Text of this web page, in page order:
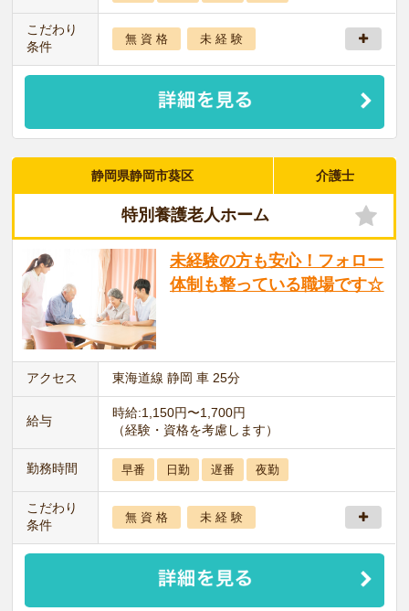
こだわり
条件
無 資 格 未 経 験
静岡県静岡市葵区 介護士
特別養護老人ホーム
未経験の方も安心！フォロー
体制も整っている職場です☆
アクセス 東海道線 静岡 車 25分
給与
時給:1,150円〜1,700円
（経験・資格を考慮します）
勤務時間 早番 日勤 遅番 夜勤
こだわり
条件
無 資 格 未 経 験